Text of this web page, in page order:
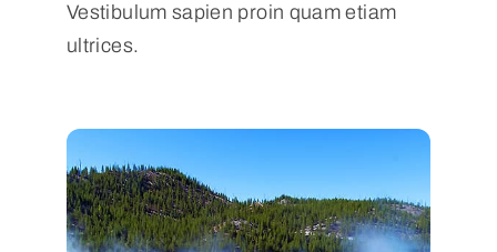
Vestibulum sapien proin quam etiam
ultrices.